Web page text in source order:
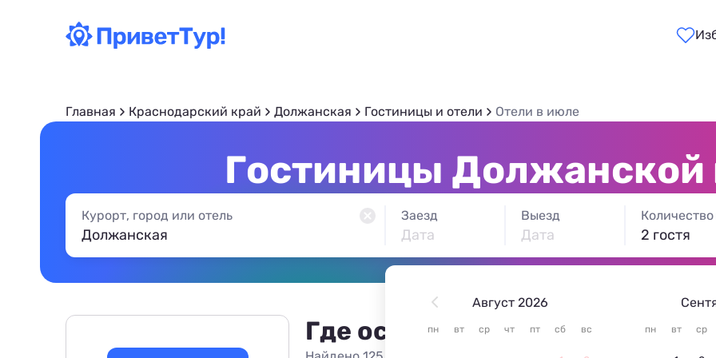
Главная Краснодарский край Должанская Гостиницы и отели Отели в июле
Гостиницы Должанской
Курорт, город или отель Заезд
Дата
Выезд
Дата
Август 2026
пн вт ср чт пт сб вс пн вт ср
Количество
2 гостя
Где остановиться в